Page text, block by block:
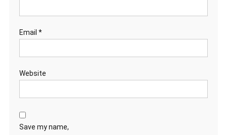
Email *
Website
Save my name,